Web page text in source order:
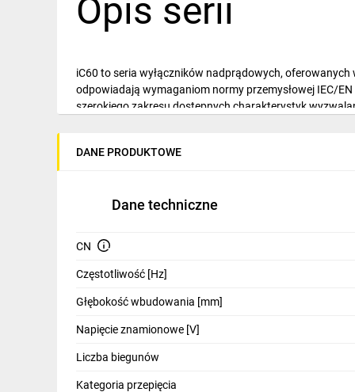
IT, GSM
Inne
Budowa i Remont
Elektromobilność
Wentylacja i rekuperacja
Opis serii
iC60 to seria wyłączników nadprądowych, oferowanych
odpowiadają wymaganiom normy przemysłowej IEC/
szerokiego zakresu dostępnych charakterystyk
Nieruchomości komercyjne
Główne cechy
DANE PRODUKTOWE
Dane techniczne
CN
Częstotliwość [Hz]
Głębokość wbudowania [mm]
Napięcie znamionowe [V]
Liczba biegunów
Kategoria przepięcia